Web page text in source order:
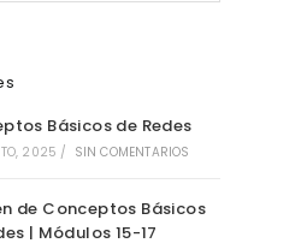
Básicos de Redes
2025 / SIN COMENTARIOS
de Conceptos Básicos
| Módulos 15-17